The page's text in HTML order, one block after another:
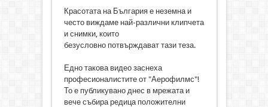
Красотата на България е неземна и
често виждаме най-различни клипчета
и снимки, които
безусловно потвърждават тази теза.
Едно такова видео заснеха
професионалистите от "Аерофилмс"!
То е публикувано днес в мрежата и
вече събира редица положителни